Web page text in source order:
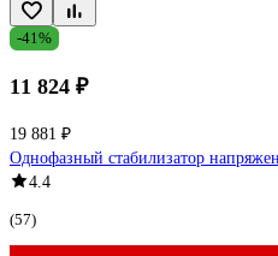
-41%
11 824 ₽
19 881 ₽
Однофазный стабилизатор
4.4
(57)